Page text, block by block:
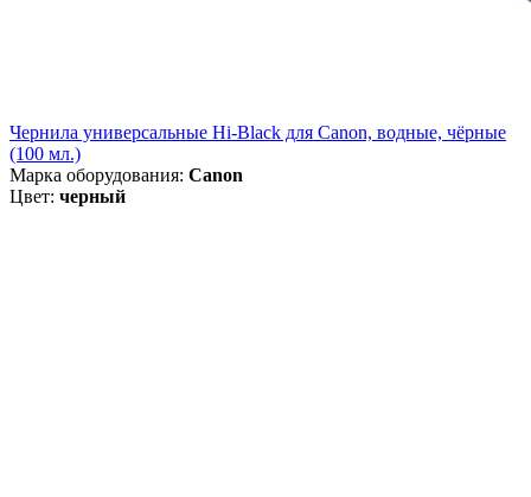
Чернила универсальные Hi-Black для Canon, водные, чёрные
(100 мл.)
Марка оборудования: Canon
Цвет: черный